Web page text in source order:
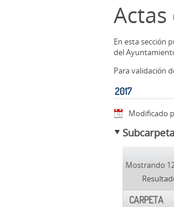
En esta sección
del
Para validación
2017
Modificado
Mostrando
CARPETA